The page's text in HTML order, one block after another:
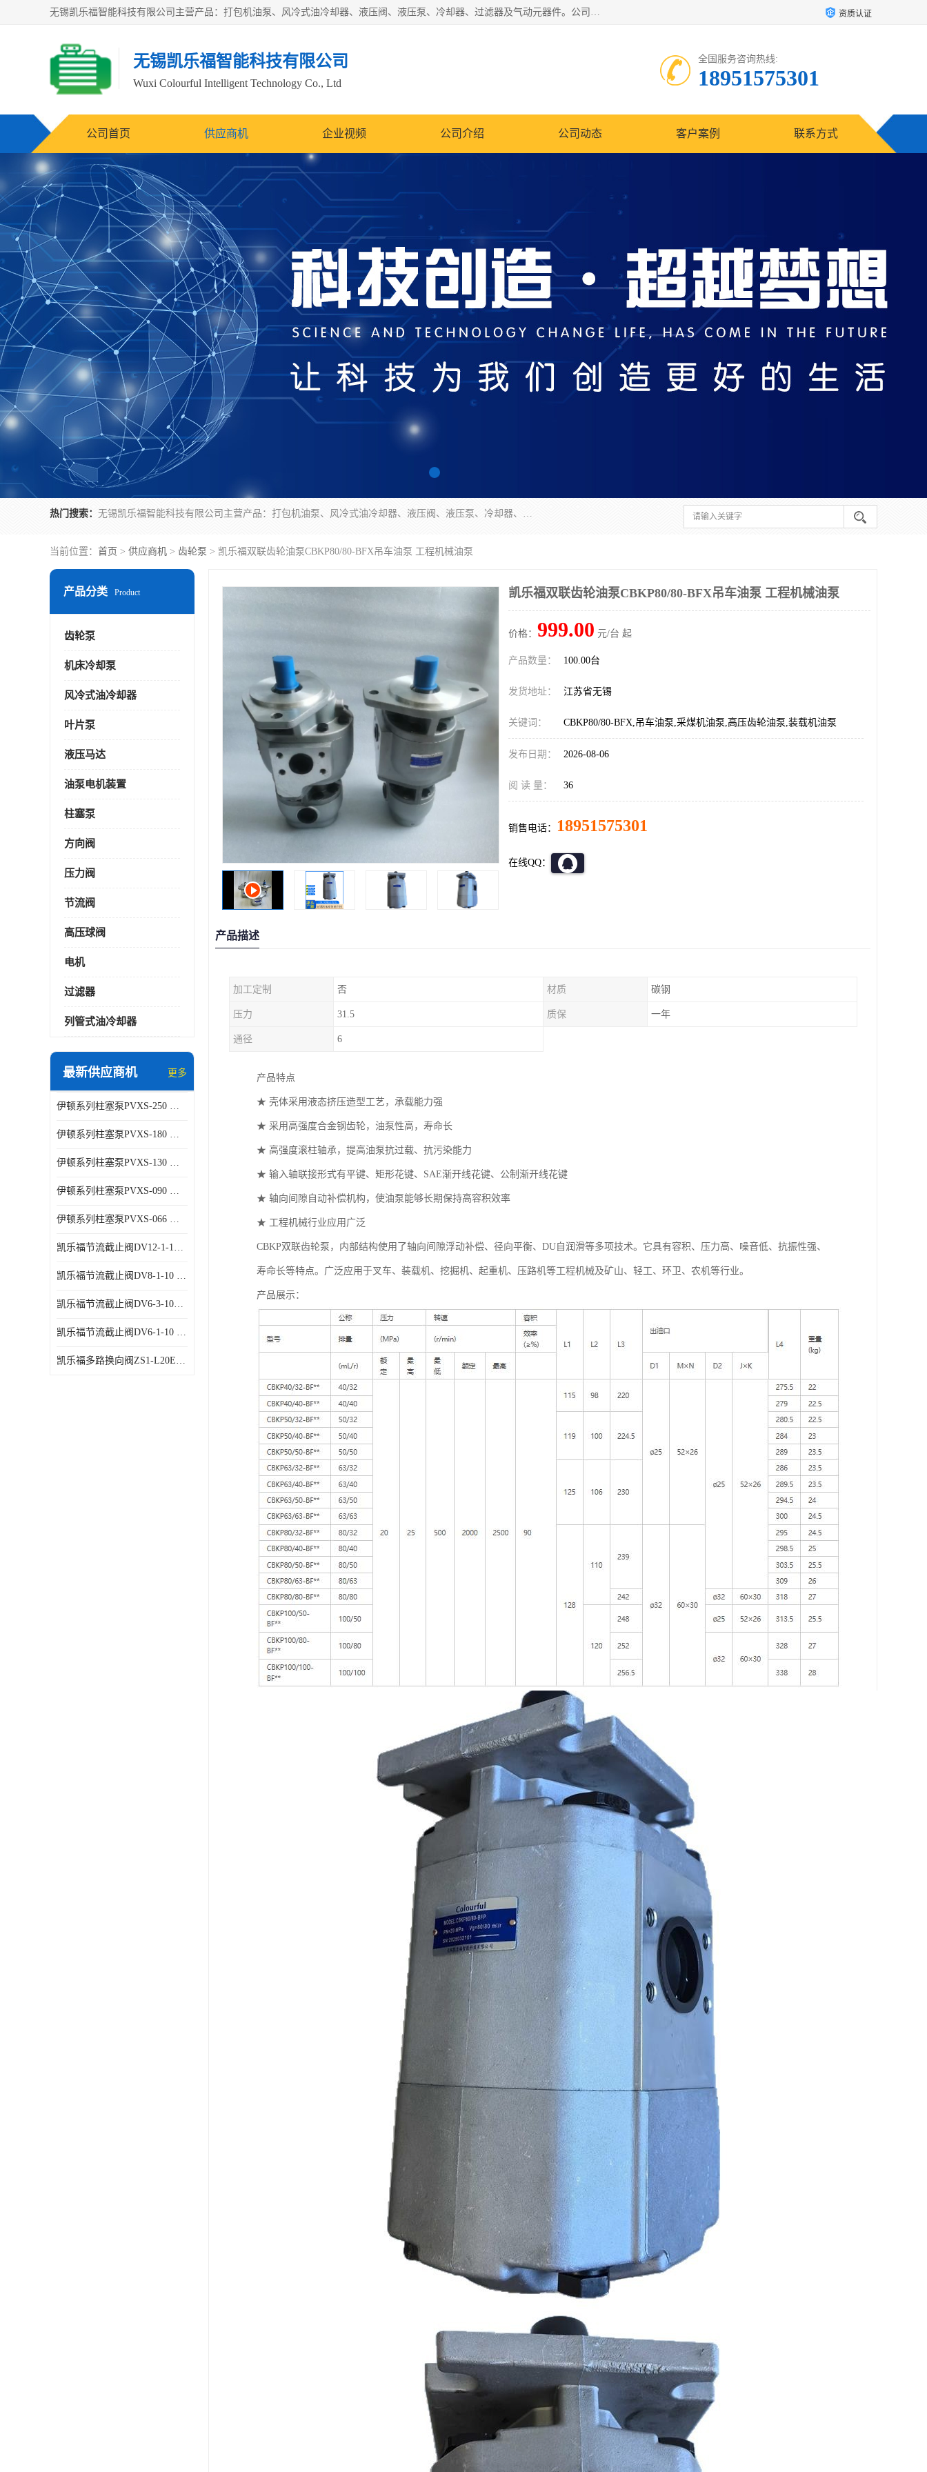
无锡凯乐福智能科技有限公司主营产品：打包机油泵、风冷式油冷却器、液压阀、液压泵、冷却器、过滤器及气动元器件。公司主导生产齿轮泵、齿轮马达、液压阀等产品。共计100多个系列、3000余种规格。覆盖了液压系统的动力元件、控制元件和执行元件，具备较强的成套供货、服务能力。 资质认证
无锡凯乐福智能科技有限公司
Wuxi Colourful Intelligent Technology Co., Ltd
全国服务咨询热线:
18951575301
公司首页 供应商机 企业视频 公司介绍 公司动态 客户案例 联系方式
热门搜索： 无锡凯乐福智能科技有限公司主营产品：打包机油泵、风冷式油冷却器、液压阀、液压泵、冷却器、过滤器及气动元器件。公司主导生产齿轮泵、齿轮马达、液压阀等产品。共计100多个系列、3000余种规格。覆盖了液压系统的动力元件、控制元件和执行元件，具备较强的成套供货、服务能力。
当前位置： 首页 > 供应商机 > 齿轮泵 > 凯乐福双联齿轮油泵CBKP80/80-BFX吊车油泵 工程机械油泵
产品分类 Product
齿轮泵
机床冷却泵
风冷式油冷却器
叶片泵
液压马达
油泵电机装置
柱塞泵
方向阀
压力阀
节流阀
高压球阀
电机
过滤器
列管式油冷却器
最新供应商机 更多
伊顿系列柱塞泵PVXS-250 钢铁厂液压系统增压油泵
伊顿系列柱塞泵PVXS-180 钢铁厂液压系统增压油泵
伊顿系列柱塞泵PVXS-130 钢铁厂液压系统增压油泵
伊顿系列柱塞泵PVXS-090 钢铁厂液压系统增压油泵
伊顿系列柱塞泵PVXS-066 钢铁厂液压系统增压油泵
凯乐福节流截止阀DV12-1-10 液压站节流阀
凯乐福节流截止阀DV8-1-10 液压站节流阀
凯乐福节流截止阀DV6-3-10液压站节流阀
凯乐福节流截止阀DV6-1-10 液压站节流阀
凯乐福多路换向阀ZS1-L20E-OT多路阀厂家
凯乐福双联齿轮油泵CBKP80/80-BFX吊车油泵 工程机械油泵
价格： 999.00 元/台 起
产品数量： 100.00台
发货地址： 江苏省无锡
关键词： CBKP80/80-BFX,吊车油泵,采煤机油泵,高压齿轮油泵,装载机油泵
发布日期： 2026-08-06
阅 读 量： 36
销售电话： 18951575301
在线QQ：
产品描述
加工定制 否 材质 碳钢
压力 31.5 质保 一年
通径 6
产品特点
★ 壳体采用液态挤压造型工艺，承载能力强
★ 采用高强度合金钢齿轮，油泵性高，寿命长
★ 高强度滚柱轴承，提高油泵抗过载、抗污染能力
★ 输入轴联接形式有平键、矩形花键、SAE渐开线花键、公制渐开线花键
★ 轴向间隙自动补偿机构，使油泵能够长期保持高容积效率
★ 工程机械行业应用广泛
CBKP双联齿轮泵，内部结构使用了轴向间隙浮动补偿、径向平衡、DU自润滑等多项技术。它具有容积、压力高、噪音低、抗振性强、
寿命长等特点。广泛应用于叉车、装载机、挖掘机、起重机、压路机等工程机械及矿山、轻工、环卫、农机等行业。
产品展示：